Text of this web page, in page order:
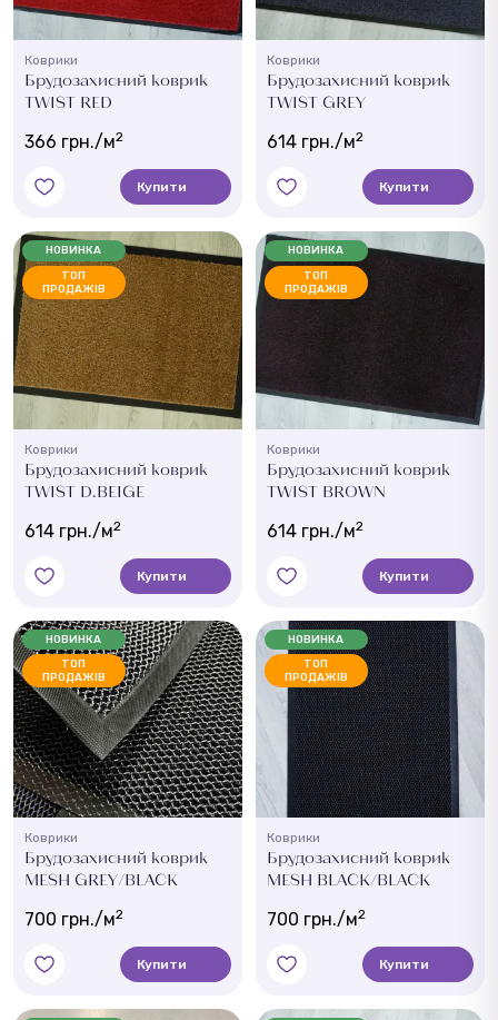
Коврики
Брудозахисний коврик
TWIST RED
366 грн./м2
Купити
Коврики
Брудозахисний коврик
TWIST GREY
614 грн./м2
Купити
НОВИНКА
ТОП
ПРОДАЖІВ
Коврики
Брудозахисний коврик
TWIST D.BEIGE
614 грн./м2
Купити
НОВИНКА
ТОП
ПРОДАЖІВ
Коврики
Брудозахисний коврик
TWIST BROWN
614 грн./м2
Купити
НОВИНКА
ТОП
ПРОДАЖІВ
Коврики
Брудозахисний коврик
MESH GREY/BLACK
700 грн./м2
Купити
НОВИНКА
ТОП
ПРОДАЖІВ
Коврики
Брудозахисний коврик
MESH BLACK/BLACK
700 грн./м2
Купити